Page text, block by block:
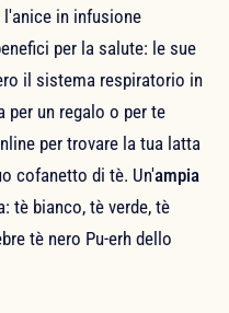
l'anice in infusione
per la salute: le sue
il sistema respiratorio in
per un regalo o per te
per trovare la tua latta
cofanetto di tè. Un'ampia
tè bianco, tè verde, tè
tè nero Pu-erh dello